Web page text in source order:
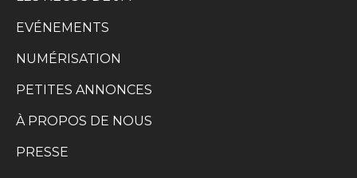
EVÉNEMENTS
NUMÉRISATION
PETITES ANNONCES
À PROPOS DE NOUS
PRESSE